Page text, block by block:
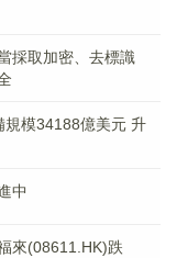
採取加密、去標識
規模34188億美元 升
中
來(08611.HK)跌